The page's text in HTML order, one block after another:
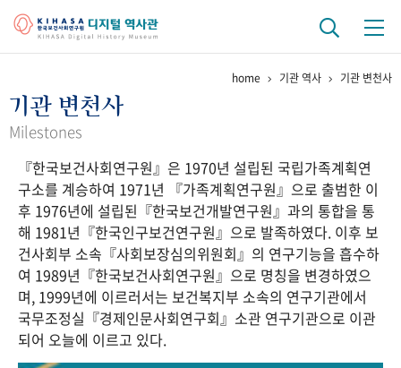
걸어온 길 기관 변천사
연구 역사
정책과 연구 키워드로 보는 연구 역사
연구자들
간행물 변천사
기록물 아카이브
사진 아카이브 문서 기록물 행정박물 영상 기록물
home 기관 역사 기관 변천사
기관 변천사
Milestones
『한국보건사회연구원』은 1970년 설립된 국립가족계획연
구소를 계승하여 1971년 『가족계획연구원』으로 출범한 이
후 1976년에 설립된『한국보건개발연구원』과의 통합을 통
해 1981년『한국인구보건연구원』으로 발족하였다. 이후 보
건사회부 소속『사회보장심의위원회』의 연구기능을 흡수하
여 1989년『한국보건사회연구원』으로 명칭을 변경하였으
며, 1999년에 이르러서는 보건복지부 소속의 연구기관에서
국무조정실『경제인문사회연구회』소관 연구기관으로 이관
되어 오늘에 이르고 있다.